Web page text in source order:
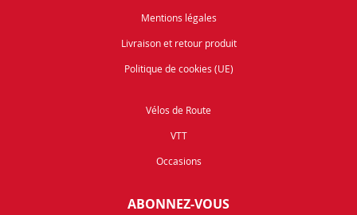
Mentions légales
Livraison et retour produit
Politique de cookies (UE)
Vélos de Route
VTT
Occasions
ABONNEZ-VOUS